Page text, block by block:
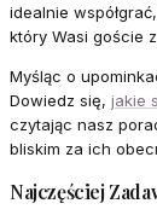
idealnie
który Wasi goście
Myśląc o
Dowiedz się, jakie
czytając nasz
bliskim za ich
Najczęściej